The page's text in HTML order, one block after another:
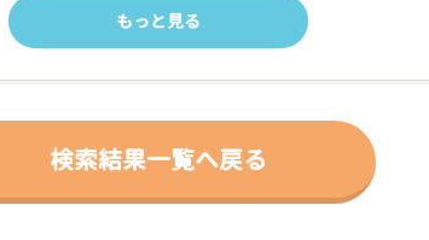
もっと見る
検索結果一覧へ戻る